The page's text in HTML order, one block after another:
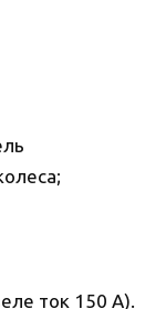
ток 150 А).